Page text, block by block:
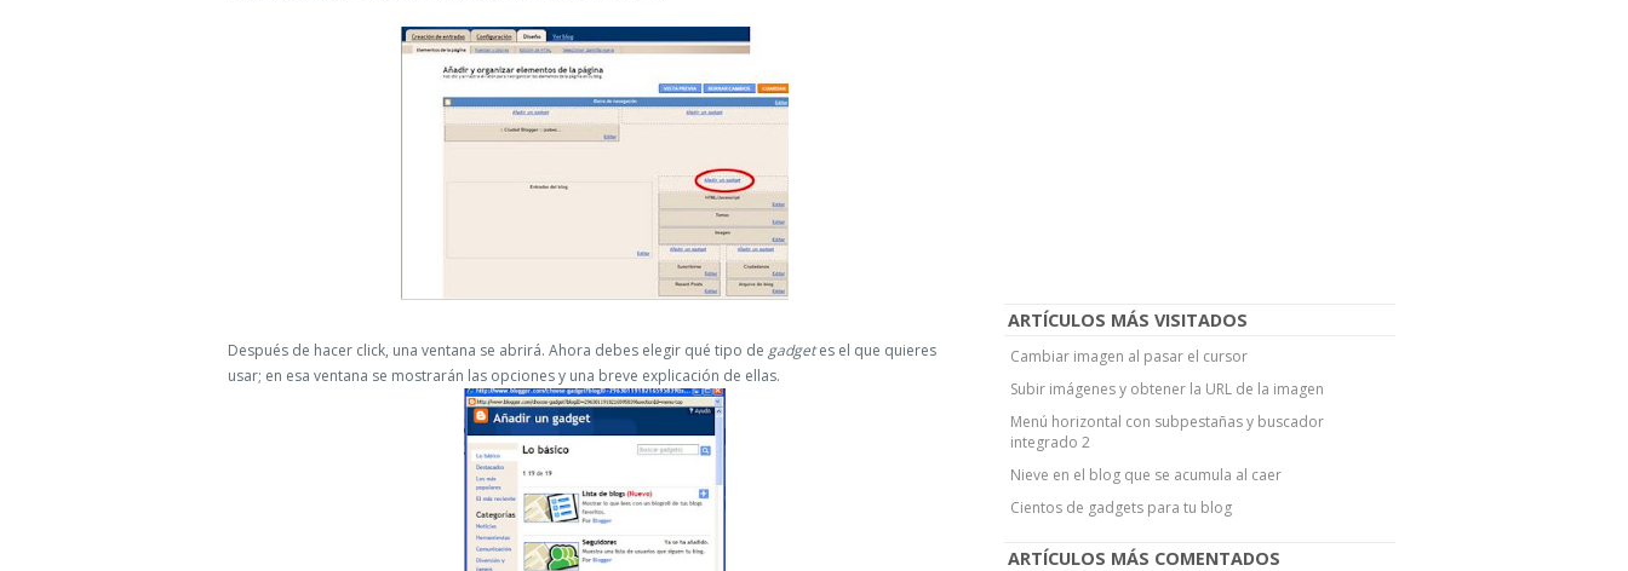
Después de hacer click, una ventana se abrirá. Ahora debes elegir qué tipo de gadgetes el que quieres
usar; en esa ventana se mostrarán las opciones y una breve explicación de ellas.
ARTÍCULOS MÁS VISITADOS
Cambiar imagen al pasar el cursor
Subir imágenes y obtener la URL de la imagen
Menú horizontal con subpestañas y buscador
integrado 2
Nieve en el blog que se acumula al caer
Cientos de gadgets para tu blog
ARTÍCULOS MÁS COMENTADOS